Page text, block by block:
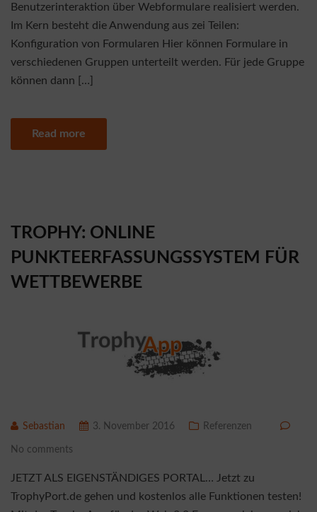
Benutzerinteraktion über Webformulare realisiert werden.
Im Kern besteht die Anwendung aus zei Teilen:
Konfiguration von Formularen Hier können Formulare in
verschiedenen Gruppen unterteilt werden. Für jede Gruppe
können dann […]
Read more
TROPHY: ONLINE
PUNKTEERFASSUNGSSYSTEM FÜR
WETTBEWERBE
Sebastian 3. November 2016 Referenzen
No comments
JETZT ALS EIGENSTÄNDIGES PORTAL… Jetzt zu
TrophyPort.de gehen und kostenlos alle Funktionen testen!